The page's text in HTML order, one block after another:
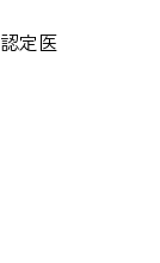
定医